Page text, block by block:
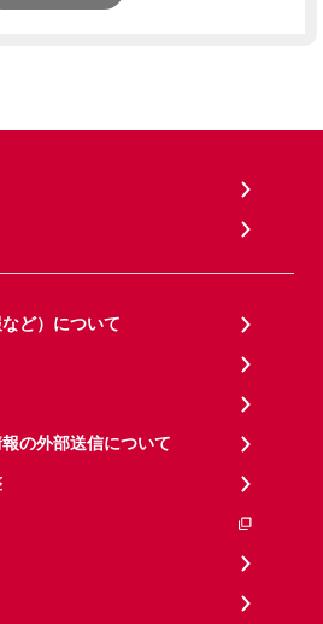
ど）について
の外部送信について